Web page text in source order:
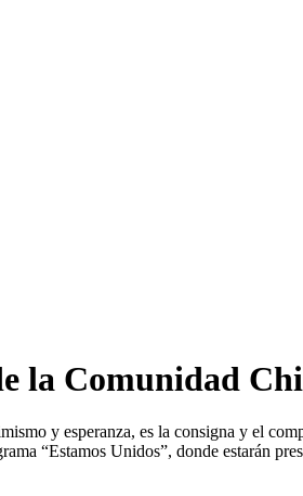
la Comunidad
y esperanza, es la consigna y el
“Estamos Unidos”, donde estarán